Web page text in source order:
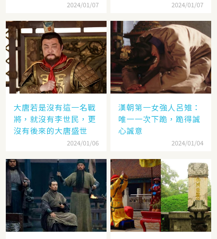
2024/01/07 2024/01/07
大唐若是沒有這一名戰
將，就沒有李世民，更
沒有後來的大唐盛世
2024/01/06
漢朝第一女強人呂雉：
唯一一次下跪，跪得誠
心誠意
2024/01/04